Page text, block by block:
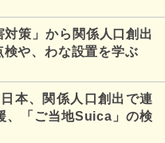
策」から関係人口創出
や、わな設置を学ぶ
本、関係人口創出で連
、「ご当地Suica」の検